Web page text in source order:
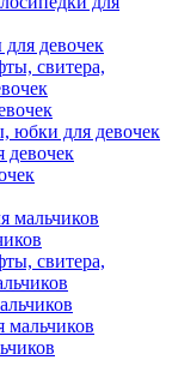
девочек
свитера,
юбки для девочек
мальчиков
свитера,